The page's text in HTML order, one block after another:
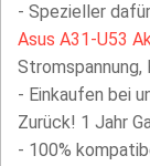
- Spezieller
Asus A31-U53
Stromspannung,
- Einkaufen bei
Zurück! 1 Jahr
- 100%